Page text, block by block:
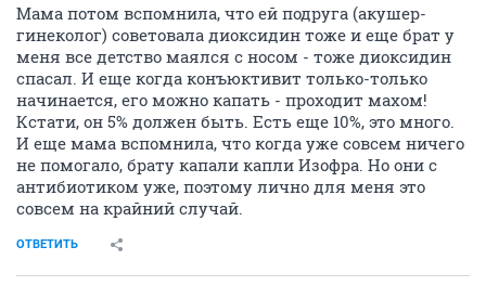
Мама потом вспомнила, что ей подруга (акушер-
гинеколог) советовала диоксидин тоже и еще брат у
меня все детство маялся с носом - тоже диоксидин
спасал. И еще когда конъюктивит только-только
начинается, его можно капать - проходит махом!
Кстати, он 5% должен быть. Есть еще 10%, это много.
И еще мама вспомнила, что когда уже совсем ничего
не помогало, брату капали капли Изофра. Но они с
антибиотиком уже, поэтому лично для меня это
совсем на крайний случай.
ОТВЕТИТЬ